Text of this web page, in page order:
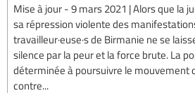
Mise à jour - 9 mars 2021 | Alors que la
sa répression violente des
travailleur·euse·s de Birmanie ne se
silence par la peur et la force brute. La
déterminée à poursuivre le mouvement
contre...